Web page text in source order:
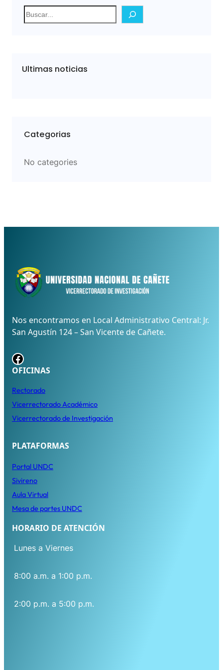
S
e
h
Ultimas noticias
Categorias
No categories
Nos encontramos en Local Administrativo Central: Jr.
San Agustín 124 – San Vicente de Cañete.
Facebook
OFICINAS
Rectorado
Vicerrectorado Académico
Vicerrectorado de Investigación
PLATAFORMAS
Portal UNDC
Sivireno
Aula Virtual
Mesa de partes UNDC
HORARIO DE ATENCIÓN
Lunes a Viernes
8:00 a.m. a 1:00 p.m.
2:00 p.m. a 5:00 p.m.